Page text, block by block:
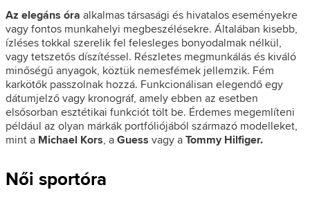
Az elegáns óra alkalmas társasági és hivatalos eseményekre
vagy fontos munkahelyi megbeszélésekre. Általában kisebb,
ízléses tokkal szerelik fel felesleges bonyodalmak nélkül,
vagy tetszetős díszítéssel. Részletes megmunkálás és kiváló
minőségű anyagok, köztük nemesfémek jellemzik. Fém
karkötők passzolnak hozzá. Funkcionálisan elegendő egy
dátumjelző vagy kronográf, amely ebben az esetben
elsősorban esztétikai funkciót tölt be. Érdemes megemlíteni
például az olyan márkák portfóliójából származó modelleket,
mint a Michael Kors, aGuess vagy aTommy Hilfiger.
Női sportóra